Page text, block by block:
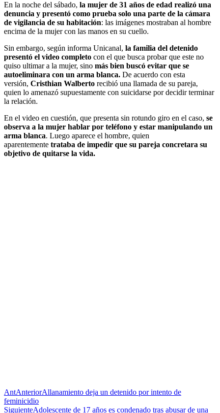
En la noche del sábado, la mujer de 31 años de edad realizó una
denuncia y presentó como prueba solo una parte de la cámara
de vigilancia de su habitación: las imágenes mostraban al hombre
encima de la mujer con las manos en su cuello.
Sin embargo, según informa Unicanal, la familia del detenido
presentó el video completo con el que busca probar que este no
quiso ultimar a la mujer, sino más bien buscó evitar que se
autoeliminara con un arma blanca. De acuerdo con esta
versión, Cristhian Walberto recibió una llamada de su pareja,
quien lo amenazó supuestamente con suicidarse por decidir terminar
la relación.
En el video en cuestión, que presenta sin rotundo giro en el caso, se
observa a la mujer hablar por teléfono y estar manipulando un
arma blanca. Luego aparece el hombre, quien
aparentemente trataba de impedir que su pareja concretara su
objetivo de quitarse la vida.
AntAnteriorAllanamiento deja un detenido por intento de
feminicidio
SiguienteAdolescente de 17 años es condenado tras abusar de una